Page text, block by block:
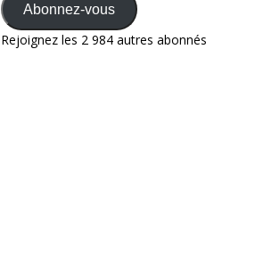
Abonnez-vous
Rejoignez les 2 984 autres abonnés